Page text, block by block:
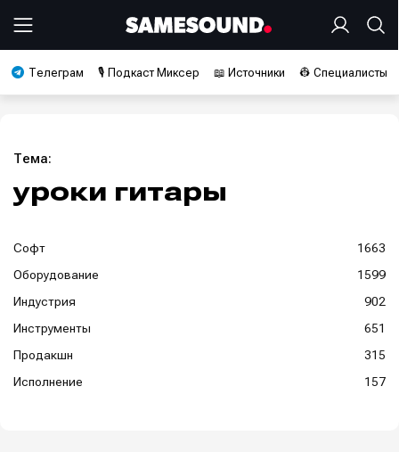
Телеграм 🎙️ Подкаст Миксер 📖 Источники 👷 Специалисты
Тема:
уроки гитары
Софт
1663
Оборудование
1599
Индустрия
902
Инструменты
651
Продакшн
315
Исполнение
157